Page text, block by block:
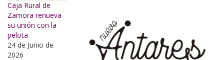
Caja Rural de
Zamora renueva
su unión con la
pelota
24 de Junio de
2026